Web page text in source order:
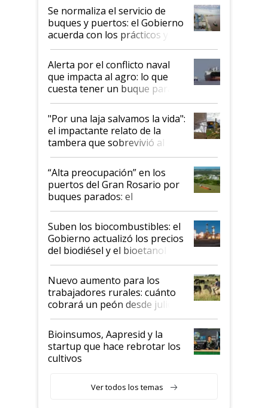
Se normaliza el servicio de
buques y puertos: el Gobierno
acuerda con los prácticos y
suspende el decreto de
desregulación
Alerta por el conflicto naval
que impacta al agro: lo que
cuesta tener un buque parado
y el peligro de que Argentina
pase a ser "país sucio"
"Por una laja salvamos la vida":
el impactante relato de la
tambera que sobrevivió al
tornado
“Alta preocupación” en los
puertos del Gran Rosario por
buques parados: el
funcionamiento de las
exportadoras en tensión tras
la medida de fuerza de los
prácticos
Suben los biocombustibles: el
Gobierno actualizó los precios
del biodiésel y el bioetanol
Nuevo aumento para los
trabajadores rurales: cuánto
cobrará un peón desde julio
Bioinsumos, Aapresid y la
startup que hace rebrotar los
cultivos
Ver todos los temas